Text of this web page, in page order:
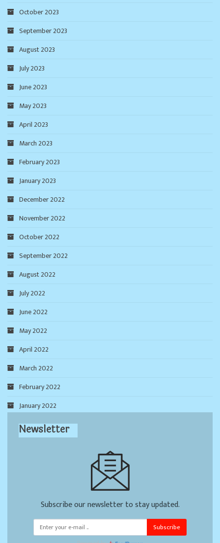
October 2023
September 2023
August 2023
July 2023
June 2023
May 2023
April 2023
March 2023
February 2023
January 2023
December 2022
November 2022
October 2022
September 2022
August 2022
July 2022
June 2022
May 2022
April 2022
March 2022
February 2022
January 2022
Newsletter
Subscribe our newsletter to stay updated.
Subscribe